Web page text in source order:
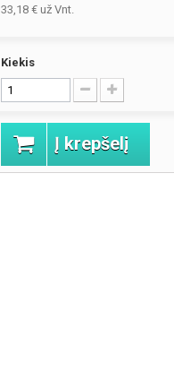
33,18 €už Vnt.
Kiekis
Į krepšelį